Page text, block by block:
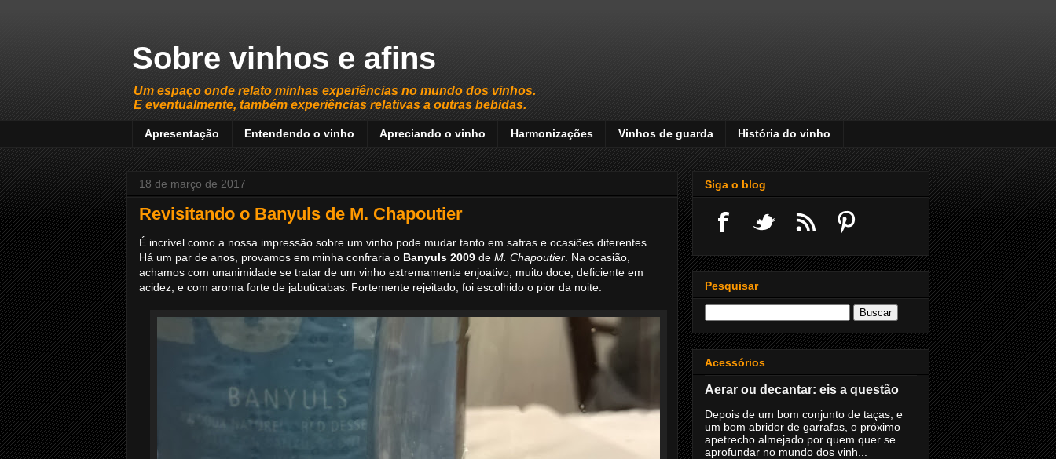
Sobre vinhos e afins
Um espaço onde relato minhas experiências no mundo dos vinhos.
E eventualmente, também experiências relativas a outras bebidas.
Apresentação Entendendo o vinho Apreciando o vinho Harmonizações Vinhos de guarda História do vinho
18 de março de 2017
Revisitando o Banyuls de M. Chapoutier
É incrível como a nossa impressão sobre um vinho pode mudar tanto em safras e ocasiões diferentes.
Há um par de anos, provamos em minha confraria o Banyuls 2009 de M. Chapoutier . Na ocasião,
achamos com unanimidade se tratar de um vinho extremamente enjoativo, muito doce, deficiente em
acidez, e com aroma forte de jabuticabas. Fortemente rejeitado, foi escolhido o pior da noite.
Siga o blog
Pesquisar
Acessórios
Aerar ou decantar: eis a questão
Depois de um bom conjunto de taças, e
um bom abridor de garrafas, o próximo
apetrecho almejado por quem quer se
aprofundar no mundo dos vinh...